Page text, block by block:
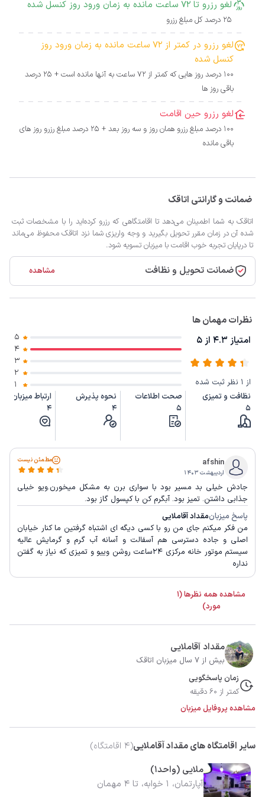
لغو رزرو تا 72 ساعت مانده به زمان ورود روز کنسل شده
25 درصد کل مبلغ رزرو
لغو رزرو در کمتر از 72 ساعت مانده به زمان ورود روز
کنسل شده
100 درصد روز هایی که کمتر از 72 ساعت به آنها مانده است + 25 درصد
باقی روز ها
لغو رزرو حین اقامت
100 درصد مبلغ رزرو همان روز و سه روز بعد + 25 درصد مبلغ رزرو روز های
باقی مانده
ضمانت و گارانتی اتاقک
اتاقک به شما اطمینان می‌دهد تا اقامتگاهی که رزرو کرده‌اید را با مشخصات ثبت
شده آن در زمان مقرر تحویل بگیرید و وجه واریزی شما نزد اتاقک محفوظ می‌ماند
تا درپایان تجربه خوب اقامت با میزبان تسویه شود.
ضمانت تحویل و نظافت مشاهده
نظرات مهمان ها
امتیاز 4.3 از 5
از 1 نظر ثبت شده
5
4
3
2
1
نظافت و تمیزی
5
صحت اطلاعات
5
نحوه پذیرش
4
ارتباط میزبان
4
afshin
اردیبهشت ۱۴۰۳
مطمئن نیست
جادش خیلی بد مسیر بود با سواری برن به مشکل میخورن.ویو خیلی
جذابی داشتن. تمیز بود. آبگرم کن با کپسول گاز بود.
پاسخ میزبانمقداد آقاملایی
من فکر میکنم جای من رو با کسی دیگه ای اشتباه گرفتین ما کنار خیابان
اصلی و جاده دسترسی هم آسفالت و آسانه آب گرم و گرمایش عالیه
سیستم موتور خانه مرکزی 24ساعت روشن وییو و تمیزی که نیاز به گفتن
نداره
مشاهده همه نظرها (1
مورد)
مقداد آقاملایی
بیش از 7 سال میزبان اتاقک
زمان پاسخگویی
کمتر از 60 دقیقه
مشاهده پروفایل میزبان
سایر اقامتگاه های مقداد آقاملایی(
4 اقامتگاه)
ملایی (واحد1)
آپارتمان، 1 خوابه، تا 4 مهمان